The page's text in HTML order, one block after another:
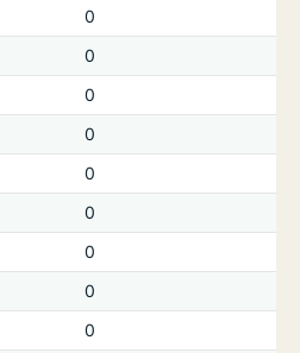
0
0
0
0
0
0
0
0
0